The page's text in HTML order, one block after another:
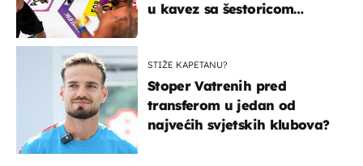
u kavez sa šestoricom
STIŽE KAPETANU?
Stoper Vatrenih pred
transferom u jedan od
najvećih svjetskih klubova?